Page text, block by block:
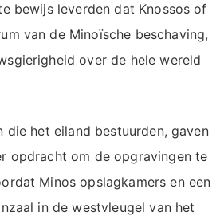
bewijs leverden dat Knossos of
van de Minoïsche beschaving,
over de hele wereld
die het eiland bestuurden, gaven
opdracht om de opgravingen te
Minos opslagkamers en een
in de westvleugel van het